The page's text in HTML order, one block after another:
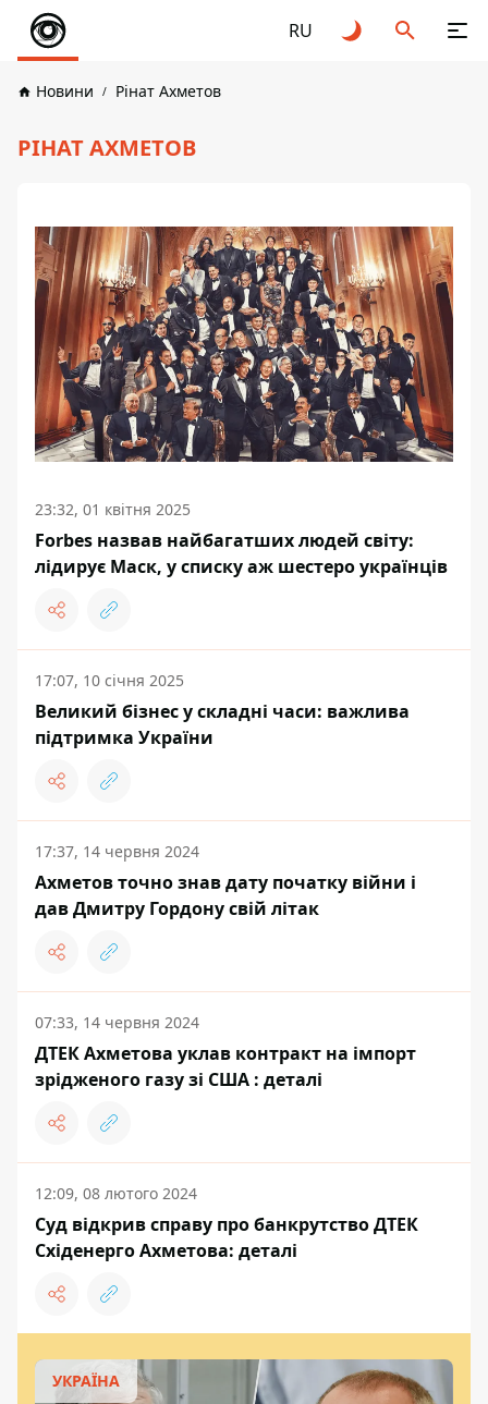
RU
Новини Рінат Ахметов
РІНАТ АХМЕТОВ
23:32, 01 квітня 2025
Forbes назвав найбагатших людей світу:
лідирує Маск, у списку аж шестеро українців
17:07, 10 січня 2025
Великий бізнес у складні часи: важлива
підтримка України
17:37, 14 червня 2024
Ахметов точно знав дату початку війни і
дав Дмитру Гордону свій літак
07:33, 14 червня 2024
ДТЕК Ахметова уклав контракт на імпорт
зрідженого газу зі США : деталі
12:09, 08 лютого 2024
Суд відкрив справу про банкрутство ДТЕК
Східенерго Ахметова: деталі
УКРАЇНА